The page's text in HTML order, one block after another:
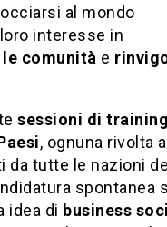
al mondo
interesse in
comunità e
sessioni di training
, ognuna rivolta a
da tutte le nazioni
spontanea
idea di business